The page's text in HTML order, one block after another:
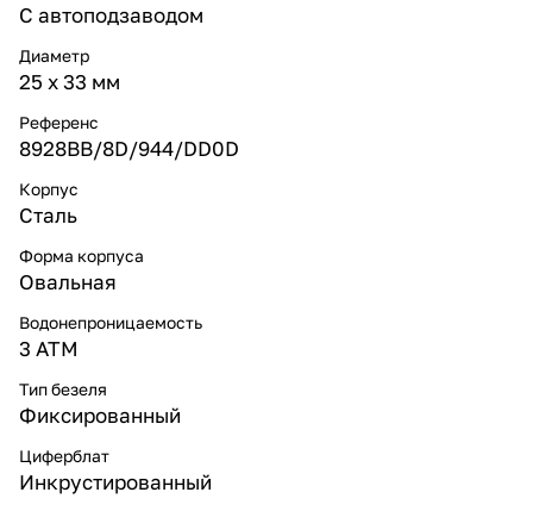
С автоподзаводом
Диаметр
25 х 33 мм
Референс
8928BB/8D/944/DD0D
Корпус
Сталь
Форма корпуса
Овальная
Водонепроницаемость
3 ATM
Тип безеля
Фиксированный
Циферблат
Инкрустированный